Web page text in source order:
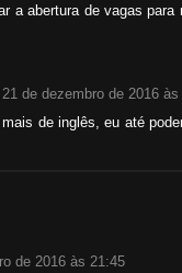
a abertura de vagas
21 de dezembro de 2016 às
de inglês, eu até
de 2016 às 21:45